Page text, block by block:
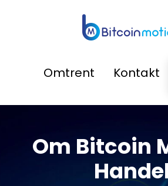
Omtrent Kontakt
Om Bitcoin